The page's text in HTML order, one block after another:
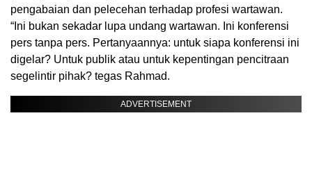
pengabaian dan pelecehan terhadap profesi wartawan.
“Ini bukan sekadar lupa undang wartawan. Ini konferensi
pers tanpa pers. Pertanyaannya: untuk siapa konferensi ini
digelar? Untuk publik atau untuk kepentingan pencitraan
segelintir pihak? tegas Rahmad.
ADVERTISEMENT